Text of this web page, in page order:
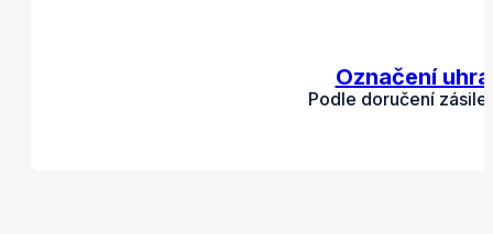
Označení
Podle doručení